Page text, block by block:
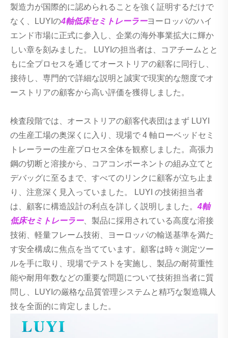
製造力が国際的に認められることを強く証明するだけで
なく、LUYIの4軸低床セミトレーラーヨーロッパのハイ
エンド市場に正式に参入し、企業の海外事業拡大に輝か
しい章を刻みました。 LUYIの担当者は、コアチームとと
もに全プロセスを通じてオーストリアの顧客に同行し、
接待し、専門的で詳細な説明と誠実で現実的な態度でオ
ーストリアの顧客から高い評価を獲得しました。
検査段階では、オーストリアの顧客代表団はまず LUYI
の生産工場の奥深くに入り、現場で 4 軸ローベッドセミ
トレーラーの生産プロセス全体を観察しました。高張力
鋼の切断と溶接から、コアコンポーネントの組み立てと
デバッグに至るまで、すべてのリンクに顧客が立ち止ま
り、注意深く見入っていました。 LUYI の技術担当者
は、顧客に構造設計の利点を詳しく説明しました。4軸
低床セミトレーラー、製品に採用されている高度な溶接
技術、軽量フレーム技術、ヨーロッパの輸送基準を満た
す安全構成に焦点を当てています。顧客は時々測定ツー
ルを手に取り、現場でテストを実施し、製品の耐荷重性
能や耐用年数などの重要な問題について技術担当者に質
問し、LUYIの厳格な品質管理システムと精巧な製造職人
技を全面的に肯定しました。